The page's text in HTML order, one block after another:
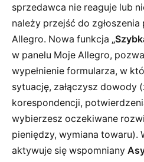
sprzedawca nie reaguje lub
należy przejść do
Allegro. Nowa funkcja
w panelu Moje Allegro,
wypełnienie formularza, w
sytuację, załączysz dowody
korespondencji,
wybierzesz oczekiwane
pieniędzy, wymiana towaru).
aktywuje się wspomniany